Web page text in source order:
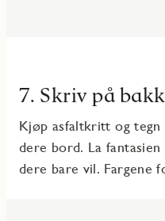
7. Skriv på
Kjøp asfaltkritt og
dere bord. La
dere bare vil. Fargene